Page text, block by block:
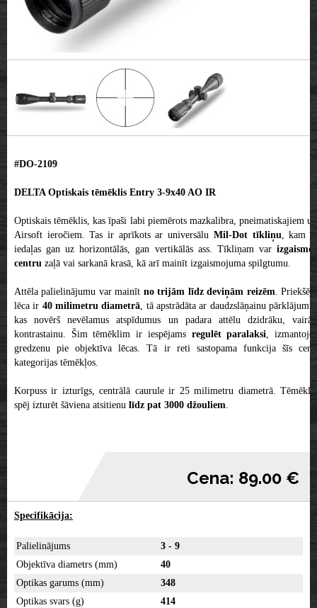
#DO-2109
DELTA Optiskais tēmēklis Entry 3-9x40 AO IR
Optiskais tēmēklis, kas īpaši labi piemērots mazkalibra, pneimatiskajiem un
Airsoft ieročiem. Tas ir aprīkots ar universālu Mil-Dot tīkliņu, kam ir
iedaļas gan uz horizontālās, gan vertikālās ass. Tīkliņam varizgaismot
centru zaļā vai sarkanā krasā, kā arī mainīt izgaismojuma spilgtumu.
Attēla palielinājumu var mainīt no trijām līdz deviņām reizēm. Priekšējā
lēca ir 40 milimetru diametrā, tā apstrādāta ar daudzslāņainu pārklājumu,
kas novērš nevēlamus atspīdumus un padara attēlu dzidrāku, vairāk
kontrastainu. Šim tēmēklim ir iespējamsregulēt paralaksi, izmantojot
gredzenu pie objektīva lēcas. Tā ir reti sastopama funkcija šīs cenu
kategorijas tēmēkļos.
Korpuss ir izturīgs, centrālā caurule ir 25 milimetru diametrā. Tēmēklis
spēj izturēt šāviena atsitienu līdz pat 3000 džouliem.
Cena: 89.00 €
Specifikācija:
Palielinājums
3 - 9
Objektīva diametrs (mm)
40
Optikas garums (mm)
348
Optikas svars (g)
414